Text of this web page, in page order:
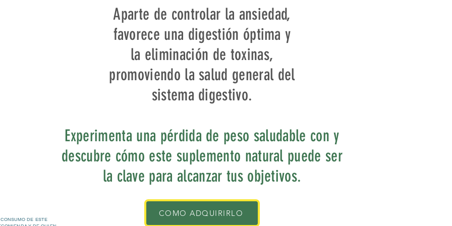
DE ESTE
Experimenta una pérdida de peso saludable con y
descubre cómo este suplemento natural puede ser
la clave para alcanzar tus objetivos.
Aparte de controlar la ansiedad,
favorece una digestión óptima y
la eliminación de toxinas,
promoviendo la salud general del
sistema digestivo.
COMO ADQUIRIRLO